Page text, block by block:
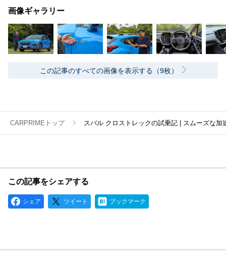
画像ギャラリー
この記事のすべての画像を表示する（9枚）
CARPRIMEトップ スバル クロストレックの試乗記 | スムーズな
この記事をシェアする
シェア ツイート ブックマーク